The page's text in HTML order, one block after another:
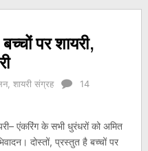
पर शायरी,
, शायरी संग्रह
14
एंकरिंग के सभी धुरंधरों को अमित
दोस्तों, प्रस्तुत है बच्चों पर